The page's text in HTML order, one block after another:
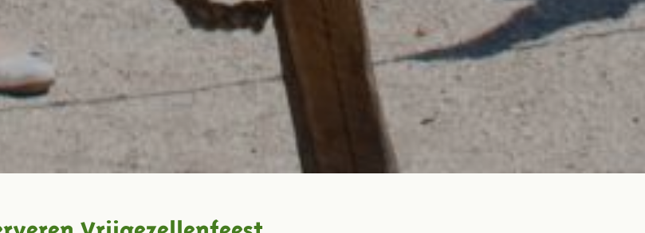
Vrijgezellenfeest